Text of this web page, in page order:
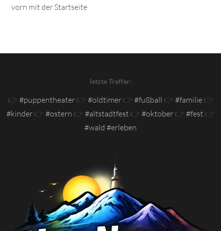
vorn mit der Startseite
letzte Treffer:
👉 #puppentheater👉 #oldtimer👉 #fußball 👉 #familie👉
#kinder 👉 #ostern 👉 #altstadtfest 👉 #oktober 👉 #fest 👉
#wald #erleben